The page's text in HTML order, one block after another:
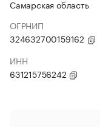
Самарская область
ОГРНИП
324632700159162
ИНН
631215756242